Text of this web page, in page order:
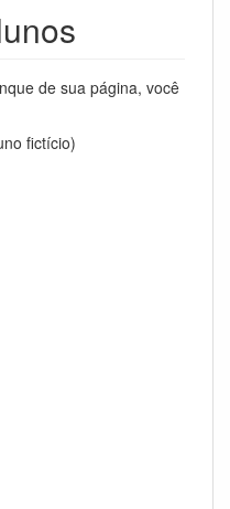
de sua página, você
fictício)